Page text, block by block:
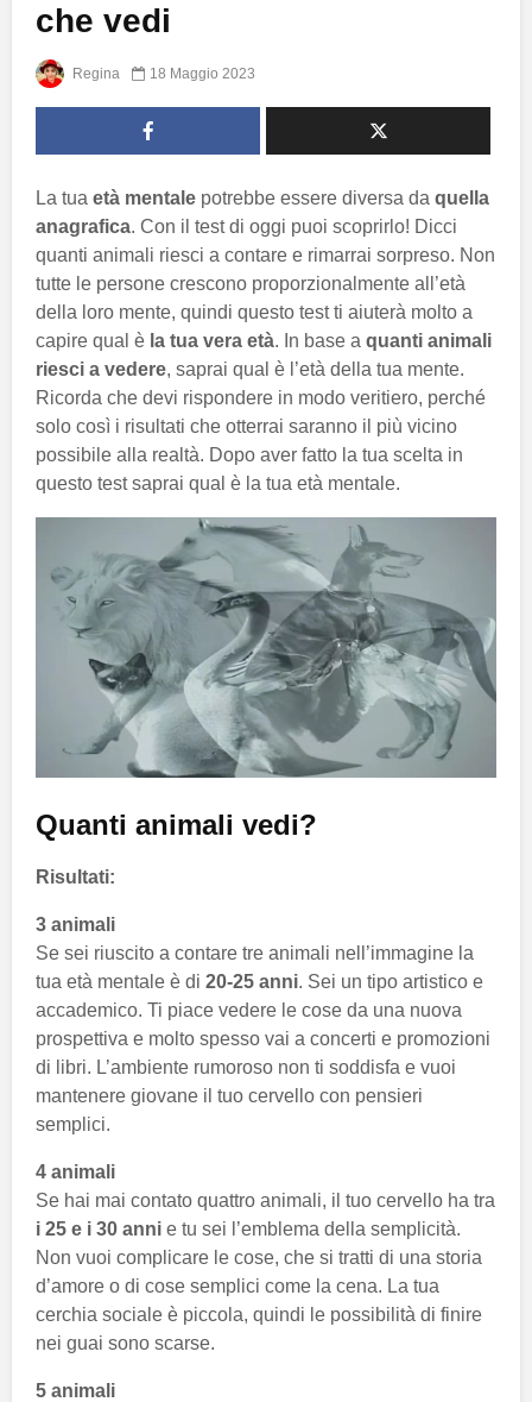
che vedi
Regina 18 Maggio 2023
La tua età mentale potrebbe essere diversa da quella
anagrafica. Con il test di oggi puoi scoprirlo! Dicci
quanti animali riesci a contare e rimarrai sorpreso. Non
tutte le persone crescono proporzionalmente all’età
della loro mente, quindi questo test ti aiuterà molto a
capire qual è la tua vera età. In base a quanti animali
riesci a vedere, saprai qual è l’età della tua mente.
Ricorda che devi rispondere in modo veritiero, perché
solo così i risultati che otterrai saranno il più vicino
possibile alla realtà. Dopo aver fatto la tua scelta in
questo test saprai qual è la tua età mentale.
Quanti animali vedi?
Risultati:
3 animali
Se sei riuscito a contare tre animali nell’immagine la
tua età mentale è di 20-25 anni. Sei un tipo artistico e
accademico. Ti piace vedere le cose da una nuova
prospettiva e molto spesso vai a concerti e promozioni
di libri. L’ambiente rumoroso non ti soddisfa e vuoi
mantenere giovane il tuo cervello con pensieri
semplici.
4 animali
Se hai mai contato quattro animali, il tuo cervello ha tra
i 25 e i 30 anni e tu sei l’emblema della semplicità.
Non vuoi complicare le cose, che si tratti di una storia
d’amore o di cose semplici come la cena. La tua
cerchia sociale è piccola, quindi le possibilità di finire
nei guai sono scarse.
5 animali